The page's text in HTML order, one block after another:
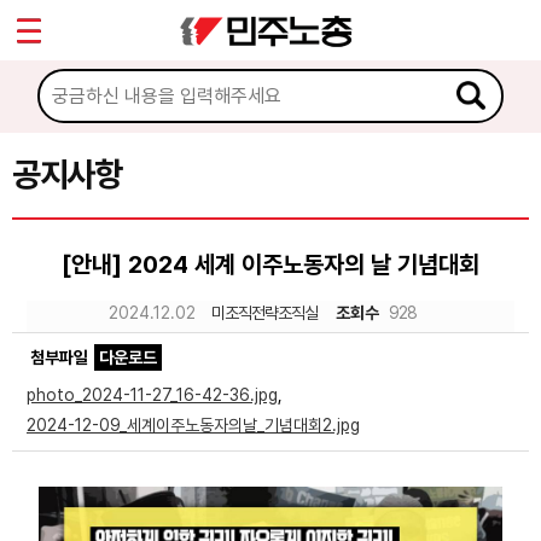
공지사항
[안내] 2024 세계 이주노동자의 날 기념대회
2024.12.02 미조직전략조직실 조회수 928
첨부파일
다운로드
photo_2024-11-27_16-42-36.jpg
2024-12-09_세계이주노동자의날_기념대회2.jpg
마이페이지
소개
소식
공지사항
성명·보도
노동상담
자료
부설기관
Sketchbook5, 스케치북5
Sketchbook5, 스케치북5